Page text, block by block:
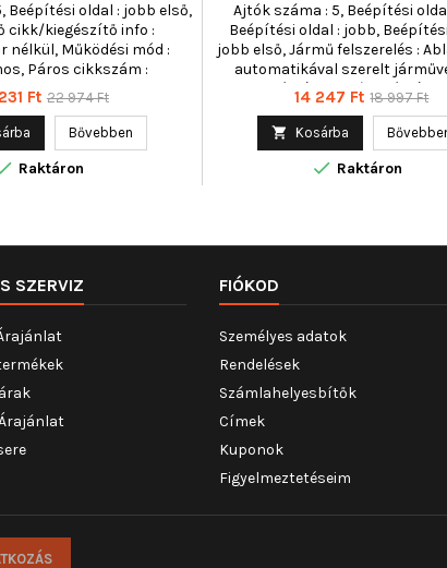
Beépítési oldal : jobb első,
cikk/kiegészítő info :
nélkül, Működési mód :
Páros cikkszám :
Ft Normál
22 974 Ft
Bővebben
Raktáron
Ajtók száma : 5, Beépítési
Beépítési oldal : jobb,
jobb első, Jármű felszerelés :
automatikával szerelt
Kiegészítő cikk/kiegészítő
Villanymotor nélkül, Kombinált
funkció : komfort funkcióval,
mód : elektromos, Páros
350103125500, Tömeg [kg] :
Ár
14 247 Ft Normál
18 997 Ft
 Kosárba
 Raktáron
SZERVIZ FIÓKOD
Személyes adatok
Rendelések
Számlahelyesbítők
Címek
Kuponok
Figyelmeztetéseim